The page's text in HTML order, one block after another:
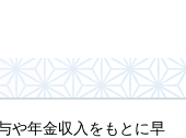
や年金収入をもとに早